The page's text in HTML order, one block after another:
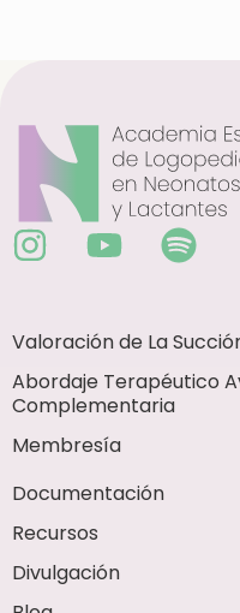
Valoración de La
Abordaje Terapéutico
Complementaria
Membresía
Documentación
Recursos
Divulgación